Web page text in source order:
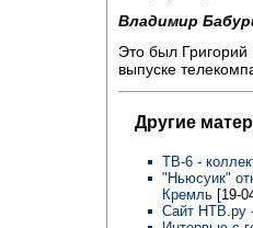
Владимир
Это был
выпуске
Другие
ТВ-6 -
"Ньюсуик"
Кремль [19-
Сайт НТВ.ру